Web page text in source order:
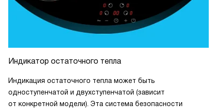
Индикатор остаточного тепла
Индикация остаточного тепла может быть
одноступенчатой и двухступенчатой (зависит
от конкретной модели). Эта система безопасности